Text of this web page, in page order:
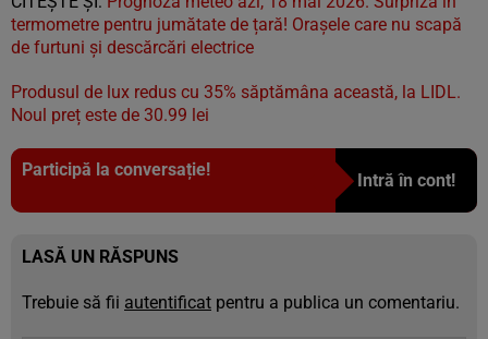
termometre pentru jumătate de țară! Orașele care nu scapă
de furtuni și descărcări electrice
Produsul de lux redus cu 35% săptămâna această, la LIDL.
Noul preț este de 30.99 lei
Participă la conversație!
Intră în cont!
LASĂ UN RĂSPUNS
Trebuie să fii autentificat pentru a publica un comentariu.